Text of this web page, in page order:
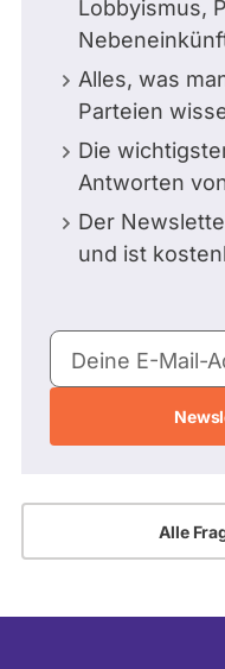
Lobbyismus,
Alles, was
Parteien
Die
Antworten
Der
und ist
E-
Mail-
Deine E-Mail-
Alle